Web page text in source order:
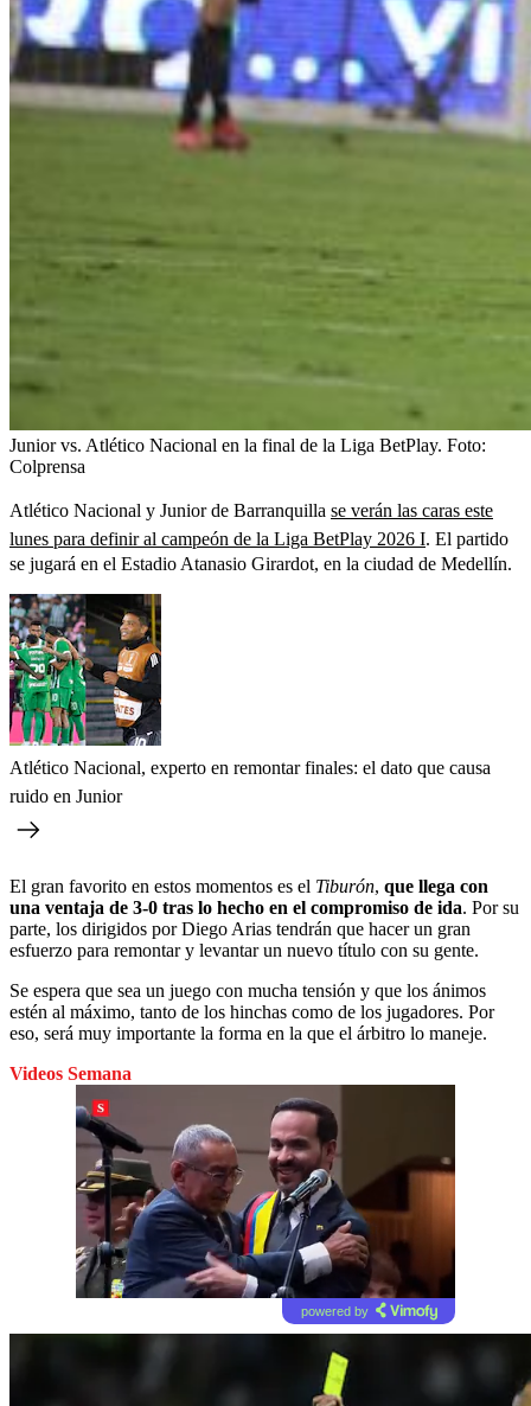
Junior vs. Atlético Nacional en la final de la Liga BetPlay. Foto:
Colprensa
Atlético Nacional y Junior de Barranquilla se verán las caras este
lunes para definir al campeón de la Liga BetPlay 2026 I. El partido
se jugará en el Estadio Atanasio Girardot, en la ciudad de Medellín.
Atlético Nacional, experto en remontar finales: el dato que causa
ruido en Junior
El gran favorito en estos momentos es el Tiburón, que llega con
una ventaja de 3-0 tras lo hecho en el compromiso de ida. Por su
parte, los dirigidos por Diego Arias tendrán que hacer un gran
esfuerzo para remontar y levantar un nuevo título con su gente.
Se espera que sea un juego con mucha tensión y que los ánimos
estén al máximo, tanto de los hinchas como de los jugadores. Por
eso, será muy importante la forma en la que el árbitro lo maneje.
Videos Semana
powered by